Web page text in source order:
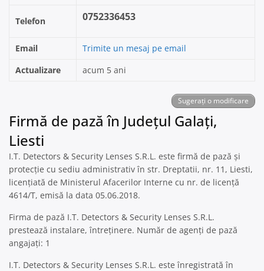
Telefon 0752336453
Email
Trimite un mesaj pe email
Actualizare
acum 5 ani
Sugerați o modificare
Firmă de pază în Județul Galați,
Liesti
I.T. Detectors & Security Lenses S.R.L. este firmă de pază și
protecție cu sediu administrativ în str. Dreptatii, nr. 11, Liesti,
licențiată de Ministerul Afacerilor Interne cu nr. de licență
4614/T, emisă la data 05.06.2018.
Firma de pază I.T. Detectors & Security Lenses S.R.L.
prestează instalare, întreținere. Număr de agenți de pază
angajați: 1
I.T. Detectors & Security Lenses S.R.L. este înregistrată în